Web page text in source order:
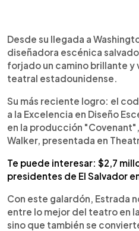
Escuchar artículo
Desde su llegada a
diseñadora escénica
forjado un camino brillante y
teatral estadounidense.
Su más reciente logro: el
a la Excelencia en Diseño
en la producción
Walker, presentada en
Te puede interesar: $2,7
presidentes de El Salvador
Con este galardón, Estrada
entre lo mejor del teatro en
sino que también se